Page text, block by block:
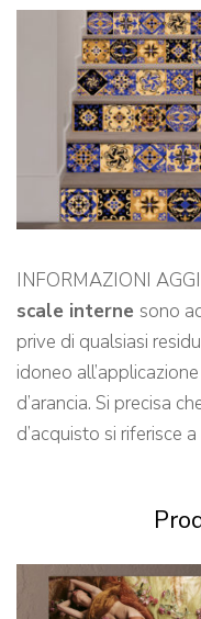
INFORMAZIONI
scale interne sono
prive di qualsiasi
idoneo
d’arancia. Si precisa
d’acquisto si riferisce